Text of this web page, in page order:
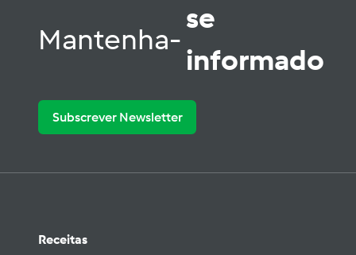
Mantenha-
se
informado
Subscrever Newsletter
Receitas